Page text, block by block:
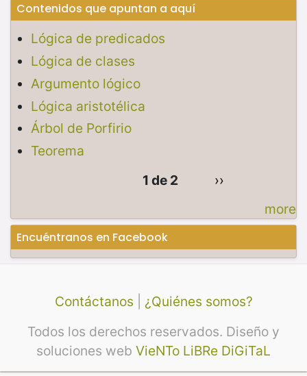
Contenidos que apuntan a aquí
Lógica de predicados
Lógica de clases
Argumento lógico
Lógica aristotélica
Árbol de Porfirio
Teorema
1 de 2
››
more
Encuéntranos en Facebook
Contáctanos
¿Quiénes somos?
Todos los derechos reservados. Diseño y
soluciones web VieNTo LiBRe DiGiTaL